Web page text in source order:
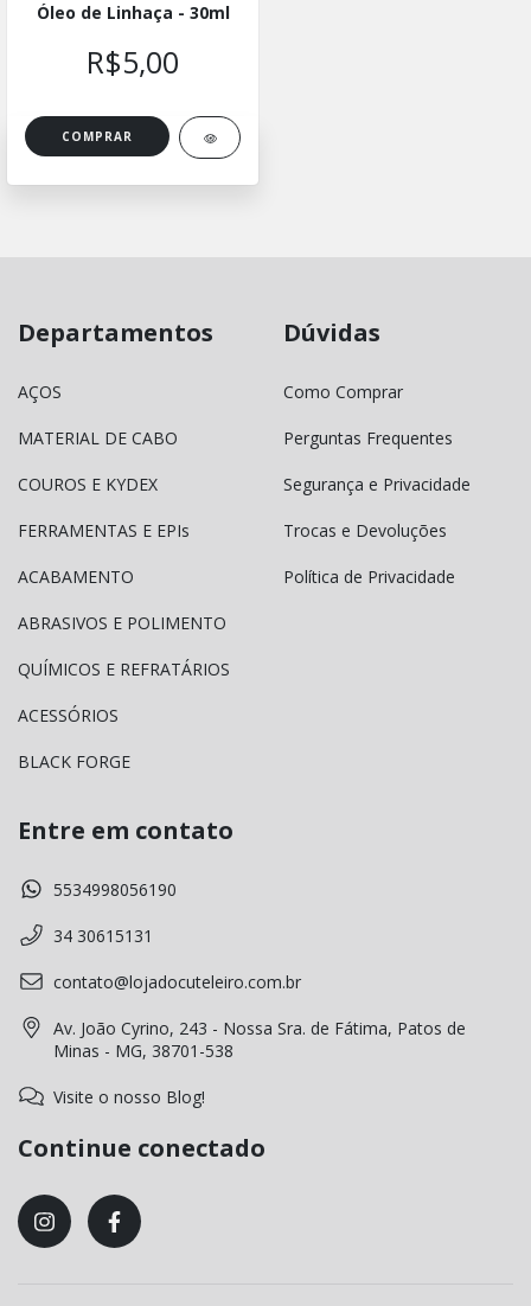
Óleo de Linhaça - 30ml
R$5,00
Departamentos
AÇOS
MATERIAL DE CABO
COUROS E KYDEX
FERRAMENTAS E EPIs
ACABAMENTO
ABRASIVOS E POLIMENTO
QUÍMICOS E REFRATÁRIOS
ACESSÓRIOS
BLACK FORGE
Dúvidas
Como Comprar
Perguntas Frequentes
Segurança e Privacidade
Trocas e Devoluções
Política de Privacidade
Entre em contato
5534998056190
34 30615131
contato@lojadocuteleiro.com.br
Av. João Cyrino, 243 - Nossa Sra. de Fátima, Patos de
Minas - MG, 38701-538
Visite o nosso Blog!
Continue conectado